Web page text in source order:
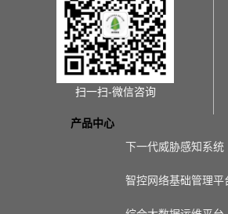
扫一扫-微信咨询
产品中心
下一代威胁感知系统
智控网络基础管理平